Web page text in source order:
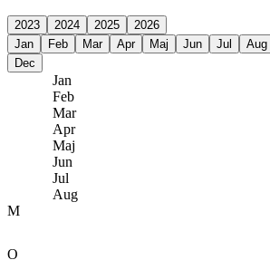
2023 2024 2025
2026
Jan
Feb Mar Apr Maj Jun Jul Aug
Dec
Jan
Feb
Mar
Apr
Maj
Jun
Jul
Aug
M
O